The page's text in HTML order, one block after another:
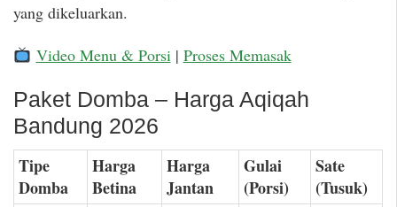
yang dikeluarkan.
Video Menu & Porsi| Proses Memasak
Paket Domba – Harga Aqiqah
Bandung 2026
Tipe
Domba
Harga
Betina
Harga
Jantan
Gulai
(Porsi)
Sate
(Tusuk)